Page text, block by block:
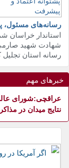
رسانه‌های مسئول،
شهادت شهید صارمی
رسانه استان تجلیل
خبرهای مهم
عراقچی:شورای
نتایج میدان در